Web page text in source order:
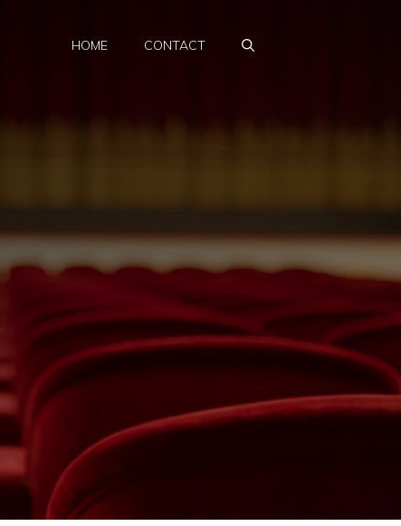
HOME CONTACT